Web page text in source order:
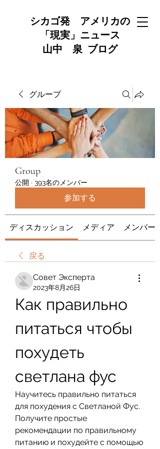
シカゴ発 アメリカの
「現実」ニュース
山中 泉 ブログ
グループ
Group
公開 · 393名のメンバー
参加する
ディスカッション メディア メンバー
戻る
Совет Эксперта
2023年8月26日
Как правильно
питаться чтобы
похудеть
светлана фус
Научитесь правильно питаться
для похудения с Светланой Фус.
Получите простые
рекомендации по правильному
питанию и похудейте с помощью